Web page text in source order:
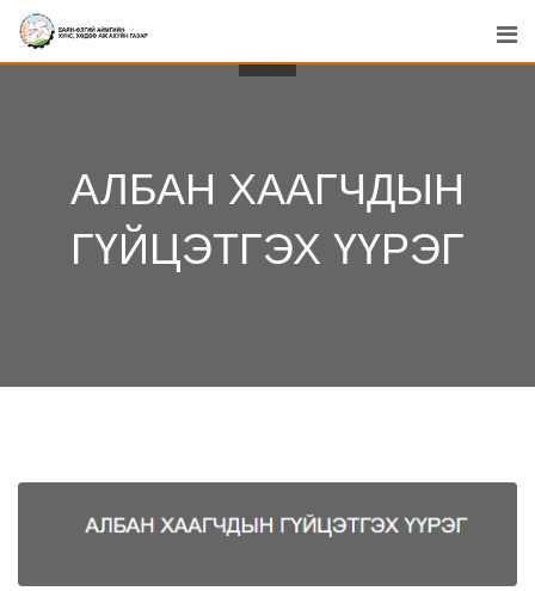
Skip
АЛБАН ХААГЧДЫН
ГҮЙЦЭТГЭХ ҮҮРЭГ